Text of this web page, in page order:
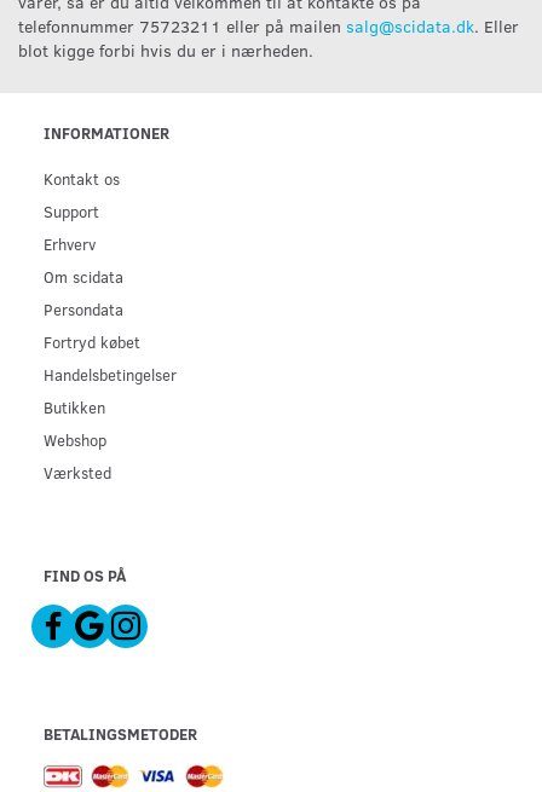
telefonnummer 75723211 eller på mailen salg@scidata.dk. Eller
blot kigge forbi hvis du er i nærheden.
INFORMATIONER
Kontakt os
Support
Erhverv
Om scidata
Persondata
Fortryd købet
Handelsbetingelser
Butikken
Webshop
Værksted
FIND OS PÅ
BETALINGSMETODER